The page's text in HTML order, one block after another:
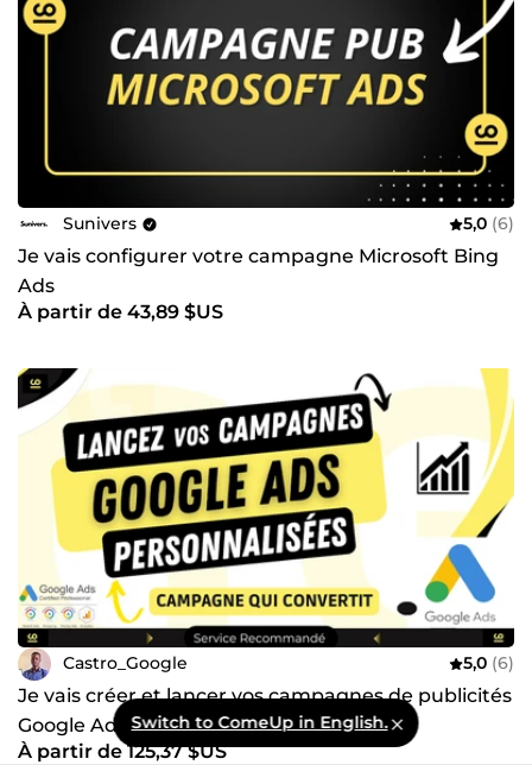
Sunivers 5,0 (6)
Je vais configurer votre campagne Microsoft Bing
Ads
À partir de 43,89 $US
Castro_Google 5,0 (6)
Je vais créer et lancer vos campagnes de publicités
Google Ads ciblées et efficaces
À partir de 125,37 $US
Switch to ComeUp in English.